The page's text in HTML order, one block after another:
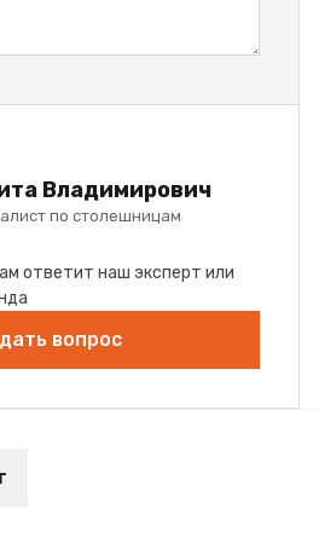
Владимирович
по столешницам
ответит наш эксперт или
вопрос